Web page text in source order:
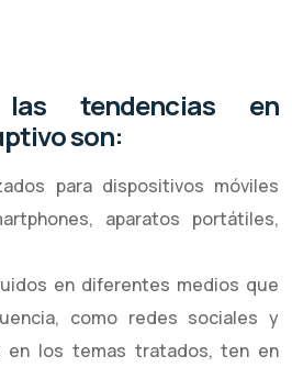
tendencias en
son:
para dispositivos móviles
aparatos portátiles,
en diferentes medios que
como redes sociales y
en los temas tratados, ten en